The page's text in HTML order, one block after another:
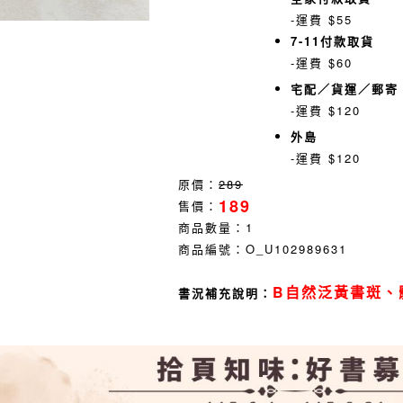
-運費 $55
7-11付款取貨
-運費 $60
宅配／貨運／郵寄
-運費 $120
外島
-運費 $120
原價： 289
售價： 189
商品數量： 1
商品編號： O_U102989631
書況補充說明： B自然泛黃書斑、